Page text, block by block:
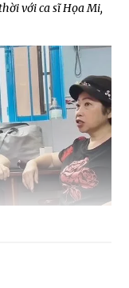
với ca sĩ Họa Mi,